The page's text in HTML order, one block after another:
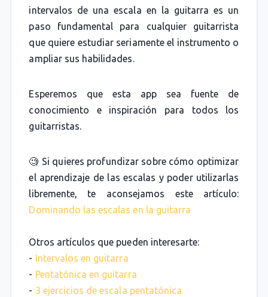
intervalos de una escala en la guitarra es un
paso fundamental para cualquier guitarrista
que quiere estudiar seriamente el instrumento o
ampliar sus habilidades.
Esperemos que esta app sea fuente de
conocimiento e inspiración para todos los
guitarristas.
🧐 Si quieres profundizar sobre cómo optimizar
el aprendizaje de las escalas y poder utilizarlas
libremente, te aconsejamos este artículo:
Dominando las escalas en la guitarra
Otros artículos que pueden interesarte:
- Intervalos en guitarra
- Pentatónica en guitarra
- 3 ejercicios de escala pentatónica